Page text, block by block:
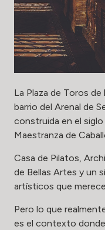
La Plaza de Toros
barrio del Arenal de
construida en el siglo
Maestranza de
Casa de Pilatos,
de Bellas Artes y un
artísticos que
Pero lo que
es el contexto